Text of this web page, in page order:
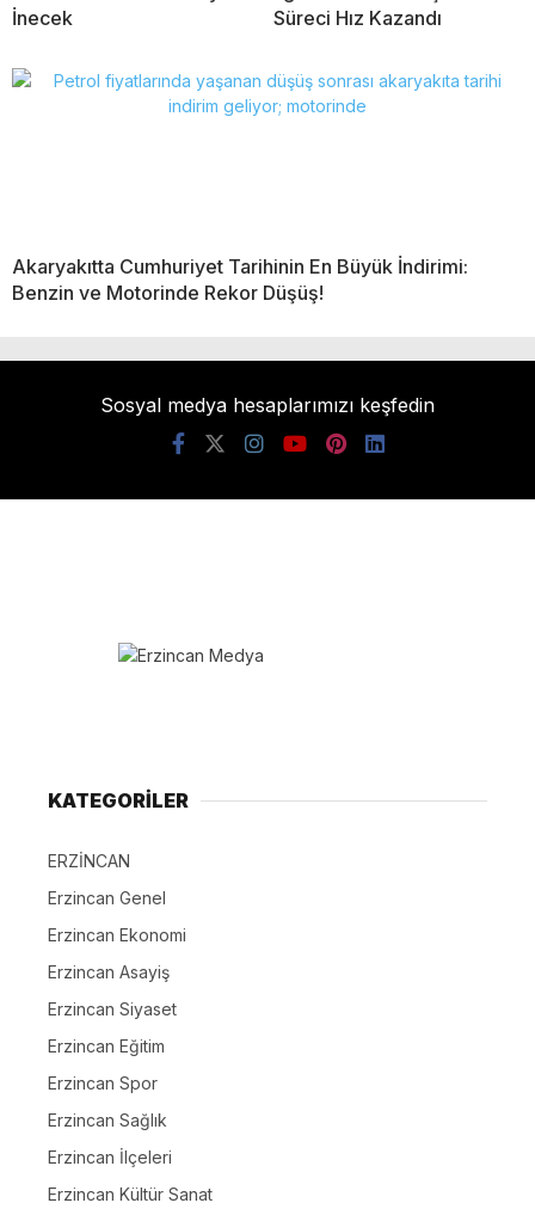
İnecek
Süreci Hız Kazandı
Akaryakıtta Cumhuriyet Tarihinin En Büyük İndirimi:
Benzin ve Motorinde Rekor Düşüş!
Sosyal medya hesaplarımızı keşfedin
KATEGORİLER
ERZİNCAN
Erzincan Genel
Erzincan Ekonomi
Erzincan Asayiş
Erzincan Siyaset
Erzincan Eğitim
Erzincan Spor
Erzincan Sağlık
Erzincan İlçeleri
Erzincan Kültür Sanat